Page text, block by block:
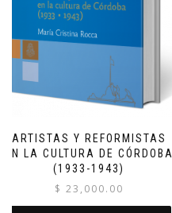
ARTISTAS Y REFORMISTAS
EN LA CULTURA DE CÓRDOBA
(1933-1943)
$ 23,000.00